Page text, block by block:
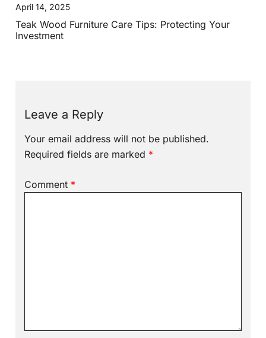
April 14, 2025
Teak Wood Furniture Care Tips: Protecting Your
Investment
Leave a Reply
Your email address will not be published.
Required fields are marked *
Comment *